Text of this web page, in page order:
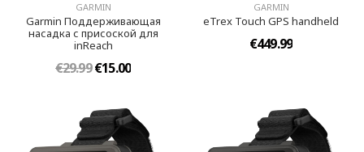
GARMIN
Garmin Поддерживающая
насадка с присоской для
inReach
€29.99€15.00
GARMIN
eTrex Touch GPS handheld
€449.99